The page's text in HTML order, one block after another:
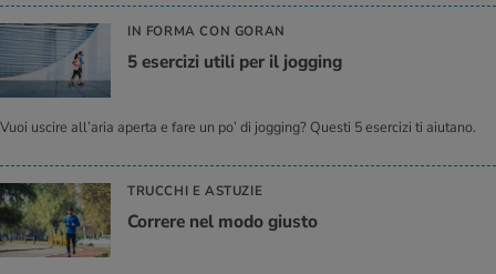
IN FORMA CON GORAN
5 eser­ci­zi utili per il jog­ging
Vuoi uscire all’aria aperta e fare un po’ di jogging? Questi 5 esercizi ti aiutano.
TRUCCHI E ASTUZIE
Cor­re­re nel modo giu­sto